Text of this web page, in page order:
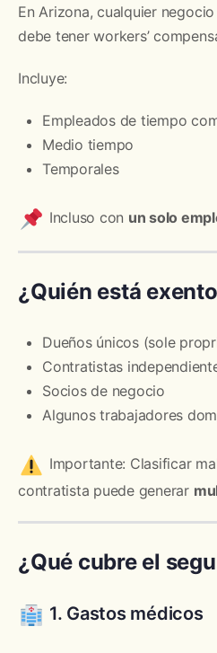
En Arizona, cualquier
debe tener workers’
Incluye:
Empleados de tiempo
Medio tiempo
Temporales
Incluso con un solo
¿Quién está
Dueños únicos (sole
Contratistas
Socios de negocio
Algunos trabajadores
Importante: Clasificar
contratista puede generar
¿Qué cubre el
1. Gastos médicos